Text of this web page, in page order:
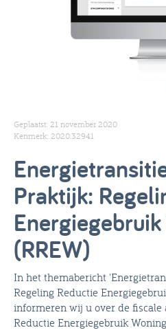
Geplaatst: 21 november 2020
Kenmerk: 2020.32941
Praktijk:
(RREW)
In het themabericht
Regeling Reductie
informeren wij u over de fiscale
Reductie Energiegebruik